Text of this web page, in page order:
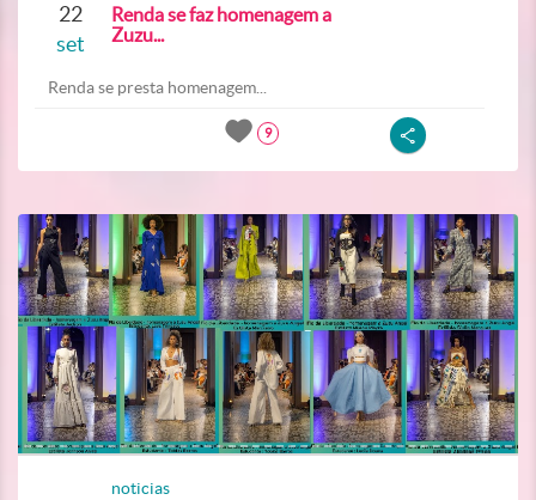
22
set
Renda se faz homenagem a
Zuzu...
Renda se presta homenagem...
9
noticias